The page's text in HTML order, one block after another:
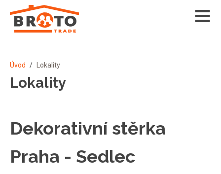
Úvod / Lokality
Lokality
Dekorativní stěrka
Praha - Sedlec